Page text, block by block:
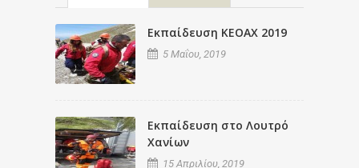
Εκπαίδευση ΚΕΟΑΧ 2019
5 Μαΐου, 2019
Εκπαίδευση στο Λουτρό
Χανίων
15 Απριλίου, 2019